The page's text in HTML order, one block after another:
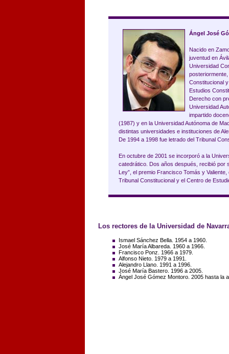
Ángel José
Nacido en
juventud en
Universidad
Constitucional
Estudios
Derecho con
Universidad
impartido
(1987) y en la Universidad Autónoma de
distintas universidades e instituciones de
De 1994 a 1998 fue letrado del Tribunal
En octubre de 2001 se incorporó a la
catedrático. Dos años después, recibió por
Ley”, el premio Francisco Tomás y
Tribunal Constitucional y el Centro de
Los rectores de la Universidad de
Ismael Sánchez Bella. 1954 a 1960.
José María Albareda. 1960 a 1966.
Francisco Ponz. 1966 a 1979.
Alfonso Nieto. 1979 a 1991.
Alejandro Llano. 1991 a 1996.
José María Bastero. 1996 a 2005.
Ángel José Gómez Montoro. 2005 hasta la